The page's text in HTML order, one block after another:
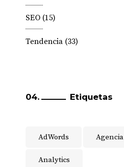
SEO(15)
Tendencia(33)
Etiquetas
AdWords Agencia
Analytics